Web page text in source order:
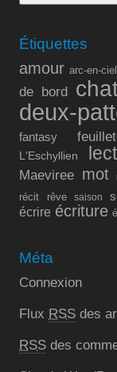
Étiquettes
amour arc-en-ciel
de bord
deux-
fantasy
L'Eschyllien
Maeviree mot
récit rêve saison
écrire écriture
Méta
Connexion
Flux RSS des
RSS des